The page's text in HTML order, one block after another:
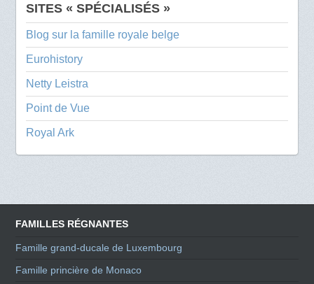
SITES « SPÉCIALISÉS »
Blog sur la famille royale belge
Eurohistory
Netty Leistra
Point de Vue
Royal Ark
FAMILLES RÉGNANTES
Famille grand-ducale de Luxembourg
Famille princière de Monaco